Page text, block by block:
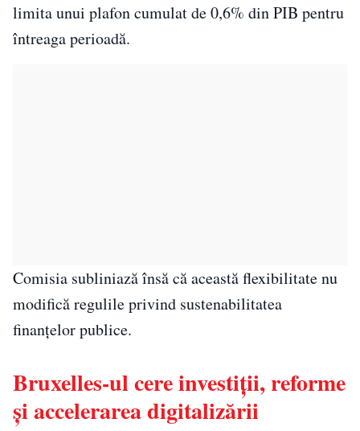
limita unui plafon cumulat de 0,6% din PIB pentru
întreaga perioadă.
Comisia subliniază însă că această flexibilitate nu
modifică regulile privind sustenabilitatea
finanțelor publice.
Bruxelles-ul cere investiții, reforme
și accelerarea digitalizării